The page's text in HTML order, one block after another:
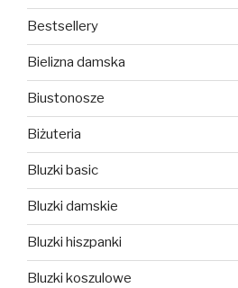
Bestsellery
Bielizna damska
Biustonosze
Biżuteria
Bluzki basic
Bluzki damskie
Bluzki hiszpanki
Bluzki koszulowe